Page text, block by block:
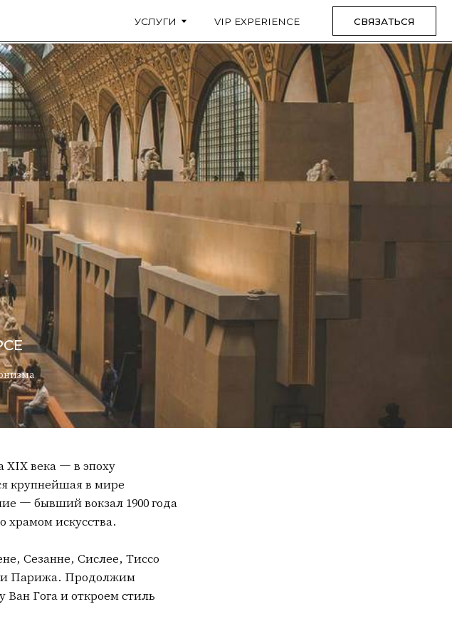
VIP EXPERIENCE СВЯЗАТЬСЯ
XIX века — в эпоху
крупнейшая в мире
— бывший вокзал 1900 года
храмом искусства.
Сезанне, Сислее, Тиссо
Парижа. Продолжим
Гога и откроем стиль